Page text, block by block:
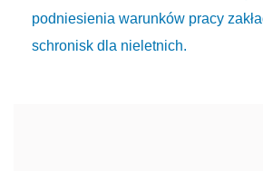
podniesienia warunków pracy
schronisk dla nieletnich.